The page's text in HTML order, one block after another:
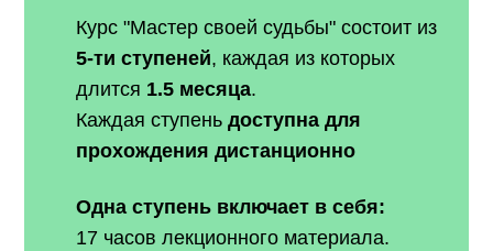
Курс "Мастер своей судьбы" состоит из
5-ти ступеней, каждая из которых
длится 1.5 месяца.
Каждая ступеньдоступна для
прохождения дистанционно
Одна ступень включает в себя:
17 часов лекционного материала.